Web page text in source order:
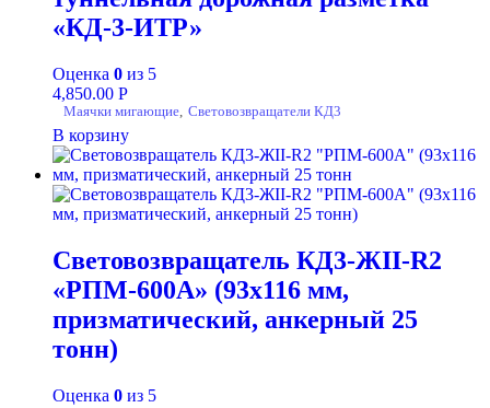
«КД-3-ИТР»
Оценка 0 из 5
4,850.00 Р
Маячки мигающие, Световозвращатели КД3
В корзину
Световозвращатель КД3-ЖII-R2
«РПМ-600А» (93х116 мм,
призматический, анкерный 25
тонн)
Оценка 0 из 5